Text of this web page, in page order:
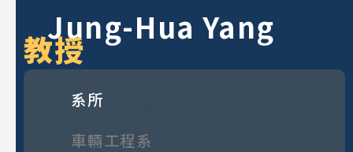
Jung-Hua Yang
教授
系所
車輛工程系